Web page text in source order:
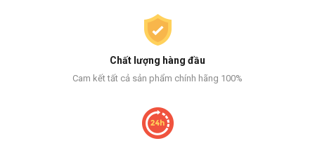
Chất lượng hàng đầu
Cam kết tất cả sản phẩm chính hãng 100%